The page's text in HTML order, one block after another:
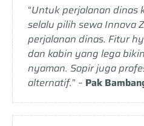
“Untuk perjalanan dinas
selalu pilih sewa Innova
perjalanan dinas. Fitur
dan kabin yang lega
nyaman. Sopir juga
alternatif.” – Pak